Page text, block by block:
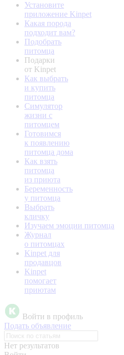
Установите
приложение Kinpet
Какая порода
подходит вам?
Подобрать
питомца
Подарки
от Kinpet
Как выбрать
и купить
питомца
Симулятор
жизни с
питомцем
Готовимся
к появлению
питомца дома
Как взять
питомца
из приюта
Беременность
у питомца
Выбрать
кличку
Изучаем эмоции питомца
Журнал
о питомцах
Kinpet для
продавцов
Kinpet
помогает
приютам
Войти в профиль
Подать объявление
Нет результатов